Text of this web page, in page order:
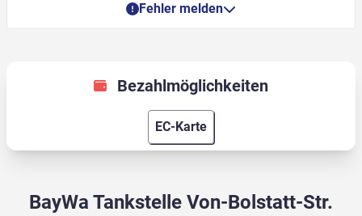
Fehler melden
Bezahlmöglichkeiten
EC-Karte
BayWa Tankstelle Von-Bolstatt-Str.